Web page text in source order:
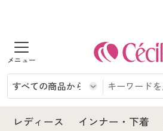
商品を探す
レディース
インナー・下着
レディース インナー・下着
レディース
レディース通販すべて
レディースファッション
インナー・下着
インナー・下着通販すべて
メンズ